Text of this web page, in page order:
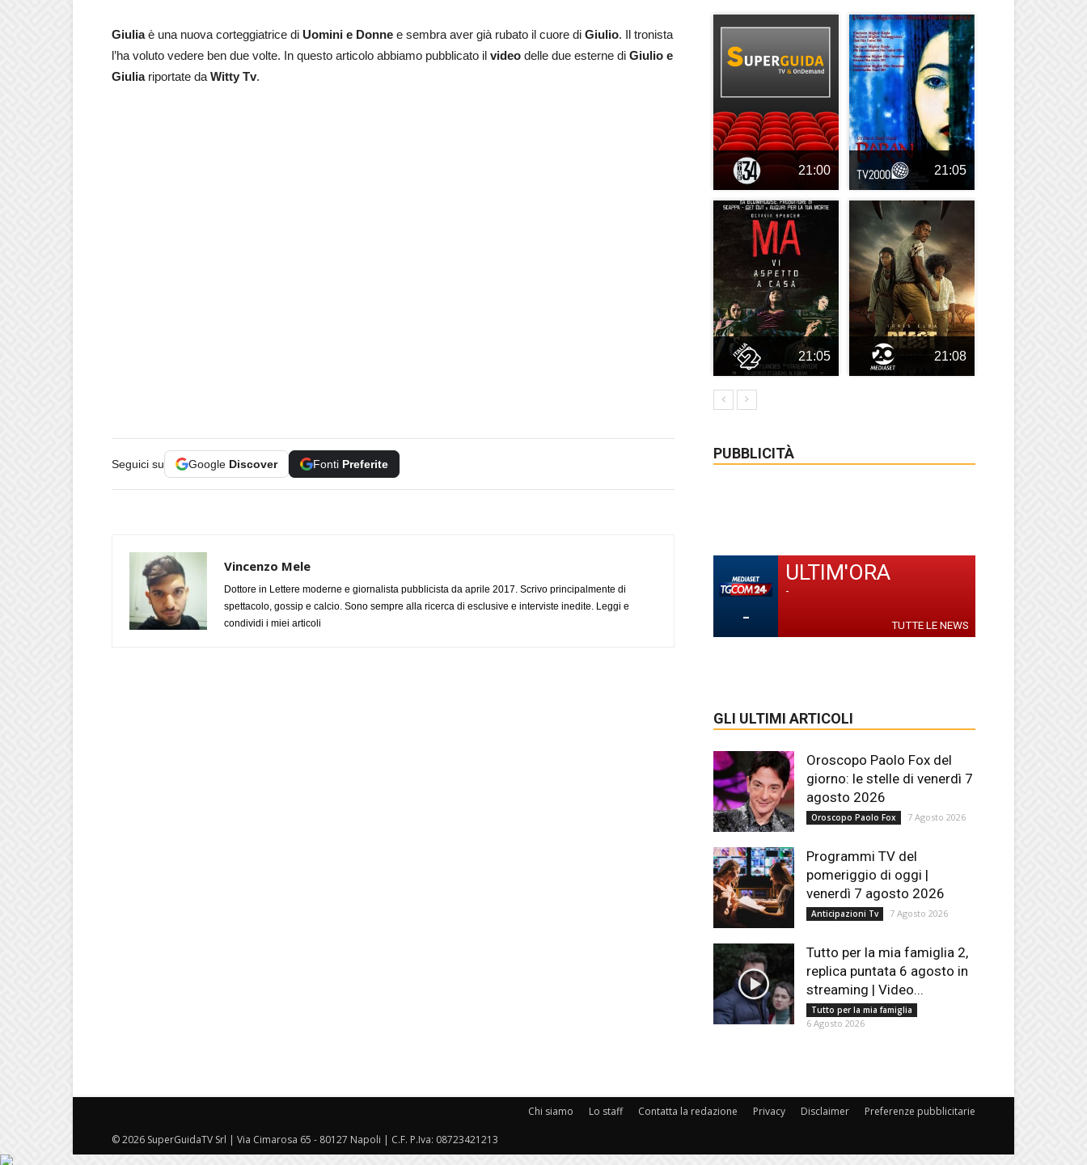
Giuliaè una nuova corteggiatrice di Uomini e Donne e sembra aver già rubato il cuore di Giulio. Il tronista
l’ha voluto vedere ben due volte. In questo articolo abbiamo pubblicato il video delle due esterne di Giulio e
Giuliariportate da Witty Tv.
Seguici su Google Discover Fonti Preferite
Vincenzo Mele
Dottore in Lettere moderne e giornalista pubblicista da aprile 2017. Scrivo principalmente di
spettacolo, gossip e calcio. Sono sempre alla ricerca di esclusive e interviste inedite. Leggi e
condividi i miei articoli
21:00 21:05
21:05 21:08
PUBBLICITÀ
-
ULTIM'ORA
-
TUTTE LE NEWS
GLI ULTIMI ARTICOLI
Oroscopo Paolo Fox del
giorno: le stelle di venerdì 7
agosto 2026
Oroscopo Paolo Fox 7 Agosto 2026
Programmi TV del
pomeriggio di oggi |
venerdì 7 agosto 2026
Anticipazioni Tv 7 Agosto 2026
Tutto per la mia famiglia 2,
replica puntata 6 agosto in
streaming | Video...
Tutto per la mia famiglia
6 Agosto 2026
Chi siamo Lo staff Contatta la redazione Privacy Disclaimer Preferenze pubblicitarie
© 2026 SuperGuidaTV Srl | Via Cimarosa 65 - 80127 Napoli | C.F. P.Iva: 08723421213